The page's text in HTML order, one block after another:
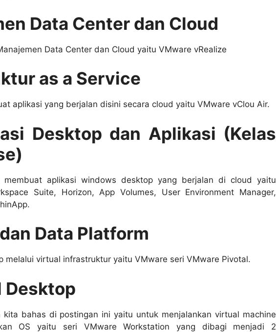
Data Center dan Cloud
Data Center dan Cloud yaitu VMware vRealize
as a Service
aplikasi yang berjalan disini secara cloud yaitu VMware vClou Air.
Desktop dan Aplikasi (Kelas
membuat aplikasi windows desktop yang berjalan di cloud yaitu
Suite, Horizon, App Volumes, User Environment Manager,
Data Platform
melalui virtual infrastruktur yaitu VMware seri VMware Pivotal.
Desktop
kita bahas di postingan ini yaitu untuk menjalankan virtual machine
OS yaitu seri VMware Workstation yang dibagi menjadi 2